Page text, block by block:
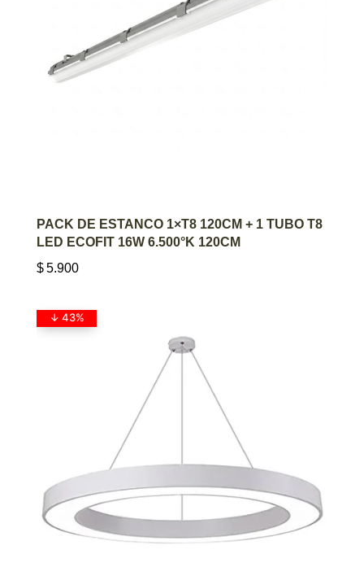
AGREGAR AL CARRITO
PACK DE ESTANCO 1×T8 120CM + 1 TUBO T8
LED ECOFIT 16W 6.500°K 120CM
$5.900
↓ 43%